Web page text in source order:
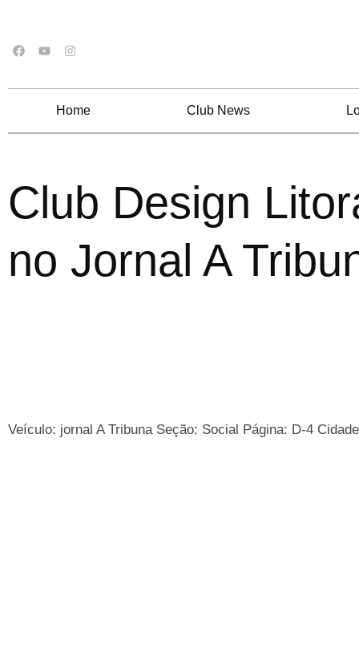
Home Club News
Club Design
no Jornal A
Veículo: jornal A Tribuna Seção: Social Página: D-4